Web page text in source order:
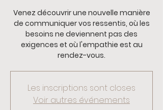
Venez découvrir une nouvelle manière
de communiquer vos ressentis, où les
besoins ne deviennent pas des
exigences et où l'empathie est au
rendez-vous.
Les inscriptions sont closes
Voir autres événements